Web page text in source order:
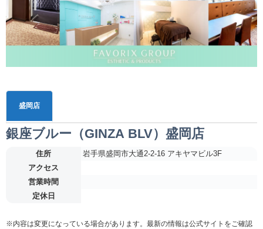
盛岡店
銀座ブルー（GINZA BLV）盛岡店
住所
岩手県盛岡市大通2-2-16 アキヤマビル3F
アクセス
営業時間
定休日
※内容は変更になっている場合があります。最新の情報は公式サイトをご確認